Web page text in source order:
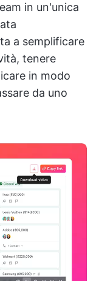
in un'unica
a semplificare
tenere
in modo
da uno